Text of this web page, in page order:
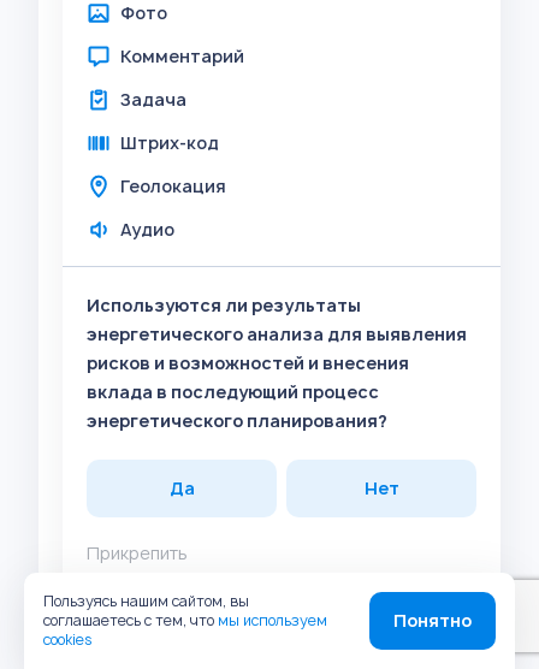
Фото
Комментарий
Задача
Штрих-код
Геолокация
Аудио
Используются ли результаты
энергетического анализа для выявления
рисков и возможностей и внесения
вклада в последующий процесс
энергетического планирования?
Да Нет
Прикрепить
Фото
Пользуясь нашим сайтом, вы
соглашаетесь с тем, что мы используем
cookies
Понятно